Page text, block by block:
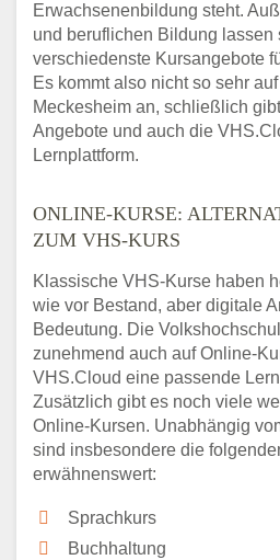
Erwachsenenbildung steht.
und beruflichen Bildung lassen
verschiedenste Kursangebote
Es kommt also nicht so sehr
Meckesheim an, schließlich
Angebote und auch die
Lernplattform.
ONLINE-KURSE:
ZUM VHS-KURS
Klassische VHS-Kurse haben
wie vor Bestand, aber digitale
Bedeutung. Die
zunehmend auch auf Online-
VHS.Cloud eine passende
Zusätzlich gibt es noch viele
Online-Kursen. Unabhängig
sind insbesondere die
erwähnenswert:
Sprachkurs
Buchhaltung